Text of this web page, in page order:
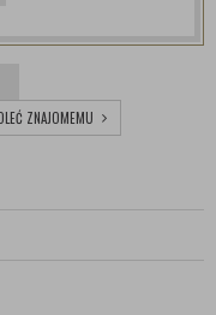
ZNAJOMEMU